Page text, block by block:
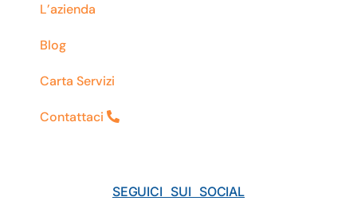
L’azienda
Blog
Carta Servizi
Contattaci
SEGUICI SUI SOCIAL